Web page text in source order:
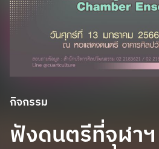
กิจกรรม
ฟังดนตรีที่จุฬาฯ